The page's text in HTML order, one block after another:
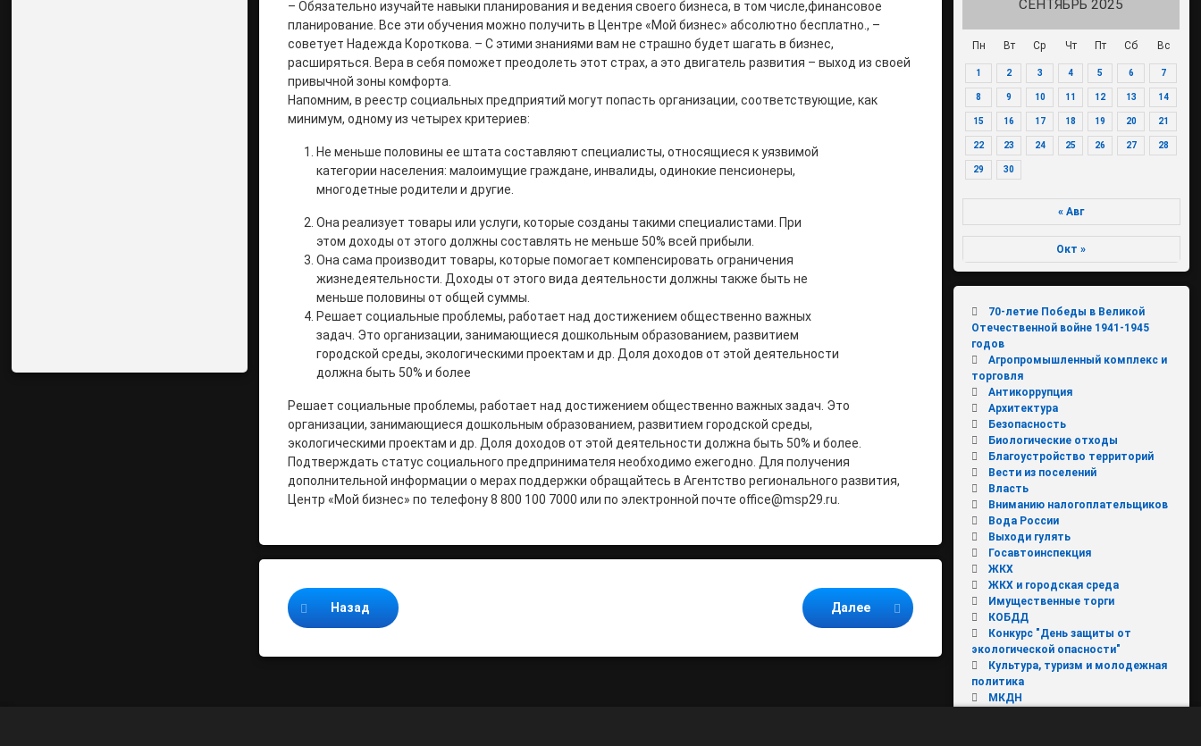
– Обязательно изучайте навыки планирования и ведения своего бизнеса, в том числе,финансовое
планирование. Все эти обучения можно получить в Центре «Мой бизнес» абсолютно бесплатно., –
советует Надежда Короткова. – С этими знаниями вам не страшно будет шагать в бизнес,
расширяться. Вера в себя поможет преодолеть этот страх, а это двигатель развития – выход из своей
привычной зоны комфорта.
Напомним, в реестр социальных предприятий могут попасть организации, соответствующие, как
минимум, одному из четырех критериев:
Не меньше половины ее штата составляют специалисты, относящиеся к уязвимой
категории населения: малоимущие граждане, инвалиды, одинокие пенсионеры,
многодетные родители и другие.
Она реализует товары или услуги, которые созданы такими специалистами. При
этом доходы от этого должны составлять не меньше 50% всей прибыли.
Она сама производит товары, которые помогает компенсировать ограничения
жизнедеятельности. Доходы от этого вида деятельности должны также быть не
меньше половины от общей суммы.
Решает социальные проблемы, работает над достижением общественно важных
задач. Это организации, занимающиеся дошкольным образованием, развитием
городской среды, экологическими проектам и др. Доля доходов от этой деятельности
должна быть 50% и более
Решает социальные проблемы, работает над достижением общественно важных задач. Это
организации, занимающиеся дошкольным образованием, развитием городской среды,
экологическими проектам и др. Доля доходов от этой деятельности должна быть 50% и более.
Подтверждать статус социального предпринимателя необходимо ежегодно. Для получения
дополнительной информации о мерах поддержки обращайтесь в Агентство регионального развития,
Центр «Мой бизнес» по телефону 8 800 100 7000 или по электронной почте office@msp29.ru.
Продолжайте читать
Назад Далее
СЕНТЯБРЬ 2025
Пн Вт Ср Чт Пт Сб Вс
1 2 3 4 5 6 7
8 9 10 11 12 13 14
15 16 17 18 19 20 21
22 23 24 25 26 27 28
29 30
« Авг
Окт »
70-летие Победы в Великой
Отечественной войне 1941-1945
годов
Агропромышленный комплекс и
торговля
Антикоррупция
Архитектура
Безопасность
Биологические отходы
Благоустройство территорий
Вести из поселений
Власть
Вниманию налогоплательщиков
Вода России
Выходи гулять
Госавтоинспекция
ЖКХ
ЖКХ и городская среда
Имущественные торги
КОБДД
Конкурс "День защиты от
экологической опасности"
Культура, туризм и молодежная
политика
МКДН